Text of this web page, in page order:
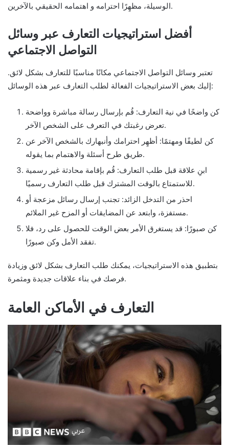
الوسيلة، مظهِرًا احترامه و اهتمامه الحقيقي بالآخرين.
أفضل استراتيجيات التعارف عبر وسائل
التواصل الاجتماعي
تعتبر وسائل التواصل الاجتماعي مكانًا مناسبًا للتعارف بشكل لائق.
إليك بعض الاستراتيجيات الفعالة لطلب التعارف عبر هذه الوسائل:
كن واضحًا في نية التعارف: قُم بإرسال رسالة مباشرة وواضحة
تعرض رغبتك في التعرف على الشخص الآخر.
كن لطيفًا ومهتمًا: أظهِر احترامك وأنبهارك بالشخص الآخر عن
طريق طرح أسئلة والاهتمام بما يقوله.
ابنِ علاقة قبل طلب التعارف: قُم بإقامة محادثة غير رسمية
للاستمتاع بالوقت المشترك قبل طلب التعارف رسميًا.
احذر من التدخل الزائد: تجنب إرسال رسائل مزعجة أو
مستفزة، وابتعد عن المضايقات أو المزح غير الملائم.
كن صبورًا: قد يستغرق الأمر بعض الوقت للحصول على رد، فلا
تفقد الأمل وكن صبورًا.
بتطبيق هذه الاستراتيجيات، يمكنك طلب التعارف بشكل لائق وزيادة
فرصك في بناء علاقات جديدة ومثمرة.
التعارف في الأماكن العامة